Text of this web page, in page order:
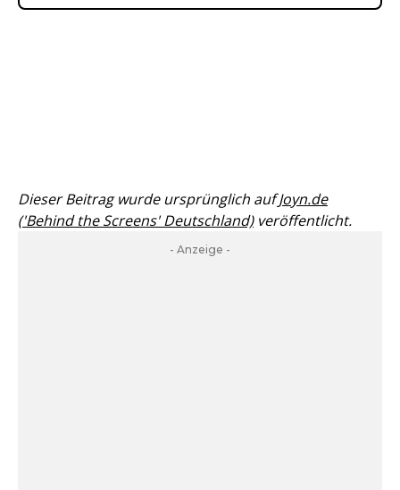
Dieser Beitrag wurde ursprünglich aufJoyn.de
('Behind the Screens' Deutschland)veröffentlicht.
- Anzeige -